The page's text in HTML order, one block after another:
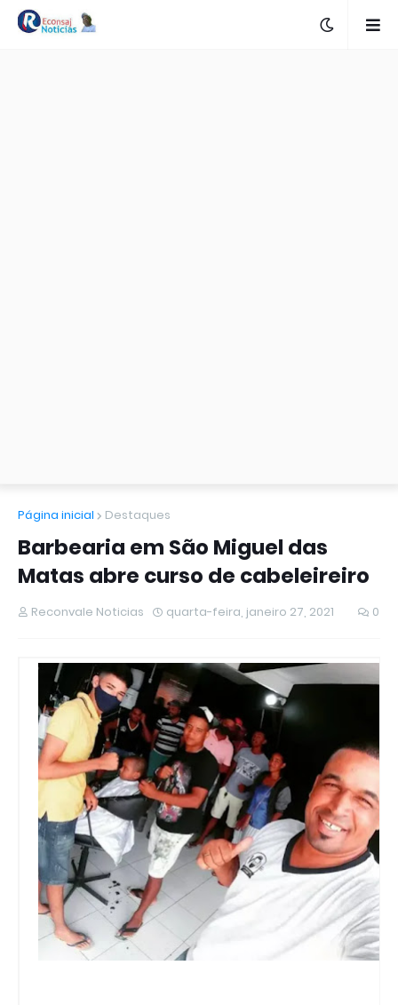
Página inicial Destaques
Barbearia em São Miguel das
Matas abre curso de cabeleireiro
Reconvale Noticias quarta-feira, janeiro 27, 2021 0